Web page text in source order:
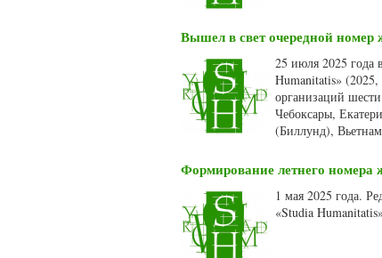
Вышел в свет очередной
25 июля 2025 года
Humanitatis»
организаций
Чебоксары,
(Биллунд),
Формирование летнего
1 мая 2025 года.
«Studia